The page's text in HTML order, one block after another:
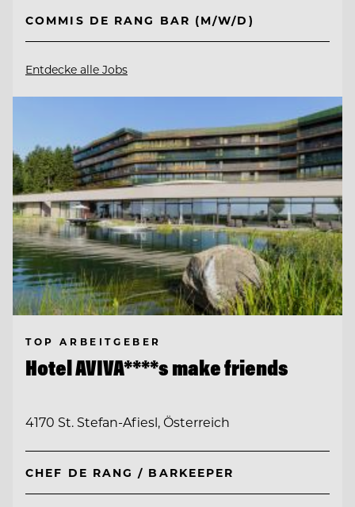
COMMIS DE RANG BAR (M/W/D)
Entdecke alle Jobs
TOP ARBEITGEBER
Hotel AVIVA****s make friends
4170 St. Stefan-Afiesl, Österreich
CHEF DE RANG / BARKEEPER